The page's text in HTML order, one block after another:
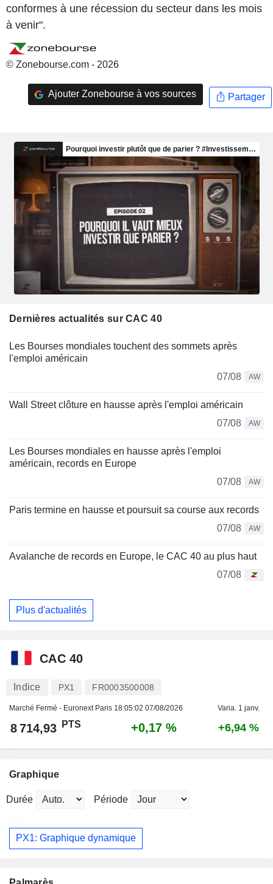
conformes à une récession du secteur dans les mois
à venir".
© Zonebourse.com - 2026
Ajouter Zonebourse à vos sources Partager
Dernières actualités sur CAC 40
Les Bourses mondiales touchent des sommets après
l'emploi américain
07/08
AW
Wall Street clôture en hausse après l'emploi américain
07/08
AW
Les Bourses mondiales en hausse après l'emploi
américain, records en Europe
07/08
AW
Paris termine en hausse et poursuit sa course aux records
07/08
AW
Avalanche de records en Europe, le CAC 40 au plus haut
07/08
Plus d'actualités
CAC 40
Indice PX1 FR0003500008
Marché Fermé - Euronext Paris 18:05:02 07/08/2026 Varia. 1 janv.
8 714,93 PTS +0,17 % +6,94 %
Graphique
Durée Période
PX1: Graphique dynamique